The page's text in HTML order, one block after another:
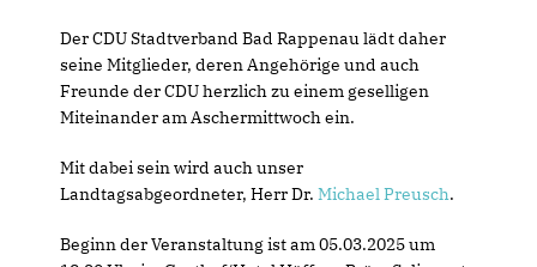
Der CDU Stadtverband Bad Rappenau lädt daher
seine Mitglieder, deren Angehörige und auch
Freunde der CDU herzlich zu einem geselligen
Miteinander am Aschermittwoch ein.
Mit dabei sein wird auch unser
Landtagsabgeordneter, Herr Dr. Michael Preusch.
Beginn der Veranstaltung ist am 05.03.2025 um